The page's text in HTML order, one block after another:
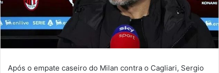
Após o empate caseiro do Milan contra o Cagliari, Sergio